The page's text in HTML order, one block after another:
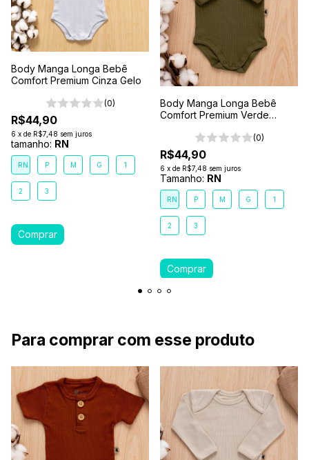
Body Manga Longa Bebê
Comfort Premium Cinza Gelo
(0)
R$44,90
6 x de R$7,48 sem juros
tamanho: RN
RN P M G 1
2 3
Body Manga Longa Bebê
Comfort Premium Verde
(0)
R$44,90
6 x de R$7,48 sem juros
Tamanho: RN
RN P M G 1
2 3
Para comprar com esse produto